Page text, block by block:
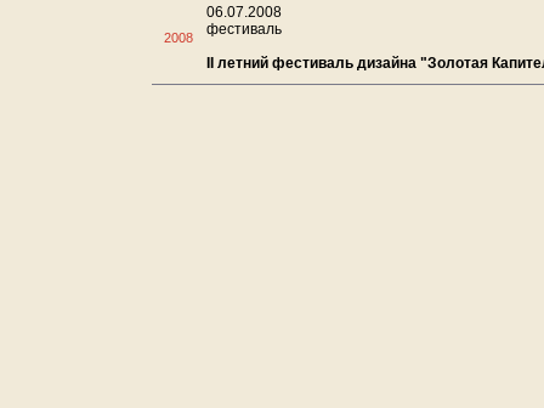
2008
06.07.2008
фестиваль
II летний фестиваль дизайна "Золотая